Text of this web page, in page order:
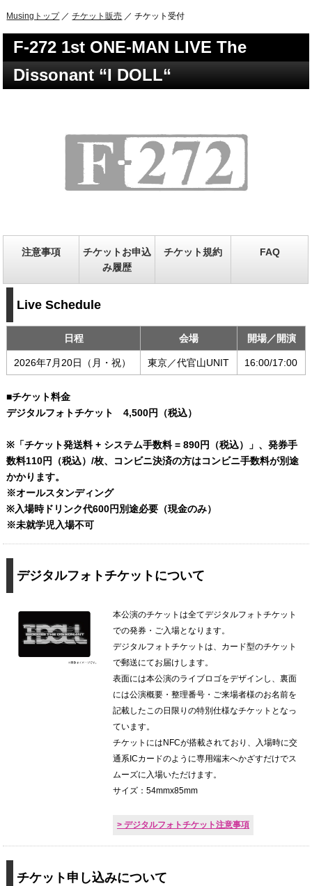
Musingトップ／チケット販売 ／ チケット受付
F-272 1st ONE-MAN LIVE The
Dissonant “I DOLL“
注意事項
チケットお申込
み履歴
チケット規約 FAQ
Live Schedule
日程 会場 開場／開演
2026年7月20日（月・祝） 東京／代官山UNIT 16:00/17:00
■チケット料金
デジタルフォトチケット 4,500円（税込）
※「チケット発送料 + システム手数料 = 890円（税込）」、発券手
数料110円（税込）/枚、コンビニ決済の方はコンビニ手数料が別途
かかります。
※オールスタンディング
※入場時ドリンク代600円別途必要（現金のみ）
※未就学児入場不可
デジタルフォトチケットについて
本公演のチケットは全てデジタルフォトチケット
での発券・ご入場となります。
デジタルフォトチケットは、カード型のチケット
で郵送にてお届けします。
表面には本公演のライブロゴをデザインし、裏面
には公演概要・整理番号・ご来場者様のお名前を
記載したこの日限りの特別仕様なチケットとなっ
ています。
チケットにはNFCが搭載されており、入場時に交
通系ICカードのように専用端末へかざすだけでス
ムーズに入場いただけます。
サイズ：54mmx85mm
> デジタルフォトチケット注意事項
チケット申し込みについて